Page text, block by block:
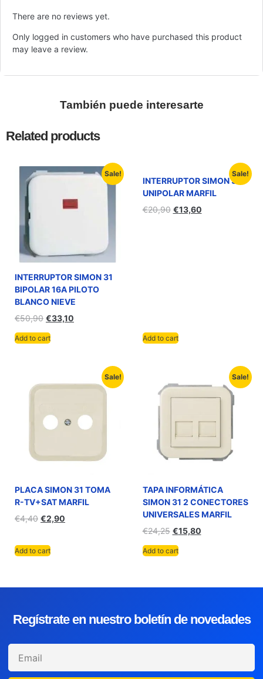
There are no reviews yet.
Only logged in customers who have purchased this product
may leave a review.
También puede interesarte
Related products
Sale!
INTERRUPTOR SIMON 31
BIPOLAR 16A PILOTO
BLANCO NIEVE
€50,90 €33,10
Add to cart
Sale!
INTERRUPTOR SIMON 31
UNIPOLAR MARFIL
€20,90 €13,60
Add to cart
Sale!
PLACA SIMON 31 TOMA
R-TV+SAT MARFIL
€4,40 €2,90
Add to cart
Sale!
TAPA INFORMÁTICA
SIMON 31 2 CONECTORES
UNIVERSALES MARFIL
€24,25 €15,80
Add to cart
Regístrate en nuestro boletín de novedades